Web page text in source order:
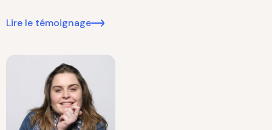
Lire le témoignage